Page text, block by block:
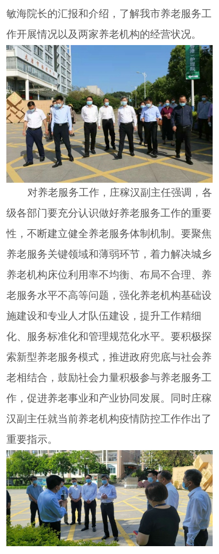
敏海院长的汇报和介绍，了解我市养老服务工
作开展情况以及两家养老机构的经营状况。
对养老服务工作，庄稼汉副主任强调，各
级各部门要充分认识做好养老服务工作的重要
性，不断建立健全养老服务体制机制。要聚焦
养老服务关键领域和薄弱环节，着力解决城乡
养老机构床位利用率不均衡、布局不合理、养
老服务水平不高等问题，强化养老机构基础设
施建设和专业人才队伍建设，提升工作精细
化、服务标准化和管理规范化水平。要积极探
索新型养老服务模式，推进政府兜底与社会养
老相结合，鼓励社会力量积极参与养老服务工
作 ，促进养老事业和产业协同发展。同时庄稼
汉副主任就当前养老机构疫情防控工作作出了
重要指示。